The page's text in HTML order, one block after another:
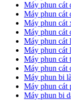
Máy phun cát
Máy phun cát
Máy phun cát
Máy phun cát
​Máy phun cát
Máy phun cát
Máy phun cát
​Máy phun cát
Máy phun bi
Máy phun cát
Máy phun bi